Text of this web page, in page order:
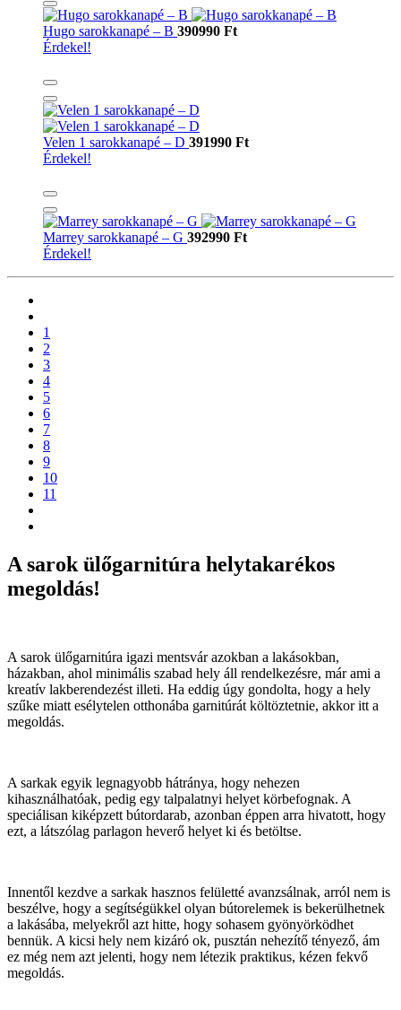
Hugo sarokkanapé – B 390990 Ft
Érdekel!
Velen 1 sarokkanapé – D 391990 Ft
Érdekel!
Marrey sarokkanapé – G 392990 Ft
Érdekel!
1
2
3
4
5
6
7
8
9
10
11
A sarok ülőgarnitúra helytakarékos
megoldás!
A sarok ülőgarnitúra igazi mentsvár azokban a lakásokban,
házakban, ahol minimális szabad hely áll rendelkezésre, már ami a
kreatív lakberendezést illeti. Ha eddig úgy gondolta, hogy a hely
szűke miatt esélytelen otthonába garnitúrát költöztetnie, akkor itt a
megoldás.
A sarkak egyik legnagyobb hátránya, hogy nehezen
kihasználhatóak, pedig egy talpalatnyi helyet körbefognak. A
speciálisan kiképzett bútordarab, azonban éppen arra hivatott, hogy
ezt, a látszólag parlagon heverő helyet ki és betöltse.
Innentől kezdve a sarkak hasznos felületté avanzsálnak, arról nem is
beszélve, hogy a segítségükkel olyan bútorelemek is bekerülhetnek
a lakásába, melyekről azt hitte, hogy sohasem gyönyörködhet
bennük. A kicsi hely nem kizáró ok, pusztán nehezítő tényező, ám
ez még nem azt jelenti, hogy nem létezik praktikus, kézen fekvő
megoldás.